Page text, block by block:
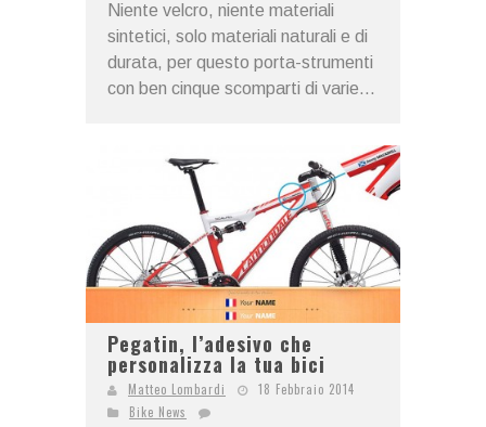
Niente velcro, niente materiali
sintetici, solo materiali naturali e di
durata, per questo porta-strumenti
con ben cinque scomparti di varie...
Pegatin, l’adesivo che
personalizza la tua bici
Matteo Lombardi
18 Febbraio 2014
Bike News